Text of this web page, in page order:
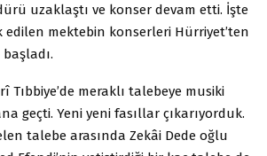
uzaklaştı ve konser devam etti. İşte
mektebin konserleri Hürriyet’ten
Tıbbiye’de meraklı talebeye musiki
geçti. Yeni yeni fasıllar çıkarıyorduk.
talebe arasında Zekâi Dede oğlu